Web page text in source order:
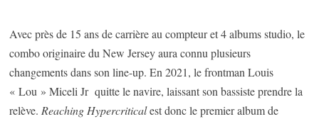
Avec près de 15 ans de carrière au compteur et 4 albums studio, le
combo originaire du New Jersey aura connu plusieurs
changements dans son line-up. En 2021, le frontman Louis
« Lou » Miceli Jr quitte le navire, laissant son bassiste prendre la
relève. Reaching Hypercriticalest donc le premier album de